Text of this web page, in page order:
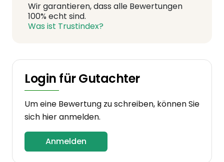
Wir garantieren, dass alle Bewertungen
100% echt sind.
Was ist Trustindex?
Login für Gutachter
Um eine Bewertung zu schreiben, können Sie
sich hier anmelden.
Anmelden